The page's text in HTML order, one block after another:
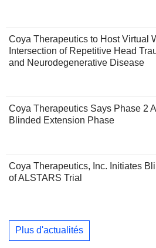
Coya Therapeutics to Host Virtual
Intersection of Repetitive Head
and Neurodegenerative Disease
Coya Therapeutics Says Phase 2
Blinded Extension Phase
Coya Therapeutics, Inc. Initiates
of ALSTARS Trial
Plus d'actualités